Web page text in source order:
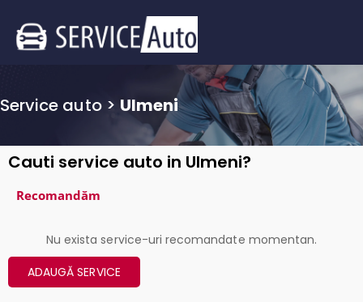
Service auto> Ulmeni
Cauti service auto in Ulmeni?
Recomandăm
Nu exista service-uri recomandate momentan.
ADAUGĂ SERVICE